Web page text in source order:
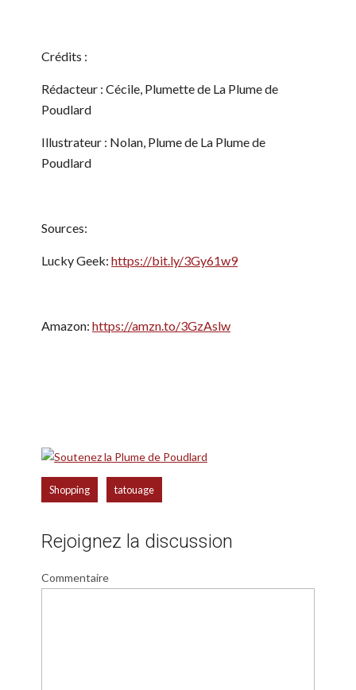
Crédits :
Rédacteur : Cécile, Plumette de La Plume de
Poudlard
Illustrateur : Nolan, Plume de La Plume de
Poudlard
Sources:
Lucky Geek: https://bit.ly/3Gy61w9
Amazon: https://amzn.to/3GzAslw
Shopping tatouage
Rejoignez la discussion
Commentaire